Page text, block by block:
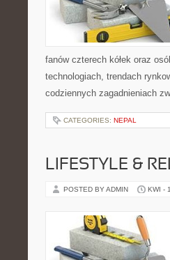
fanów czterech kółek oraz
technologiach, trendach
codziennych zagadnieniach
CATEGORIES: NEPAL
LIFESTYLE &
POSTED BY ADMIN KWI -